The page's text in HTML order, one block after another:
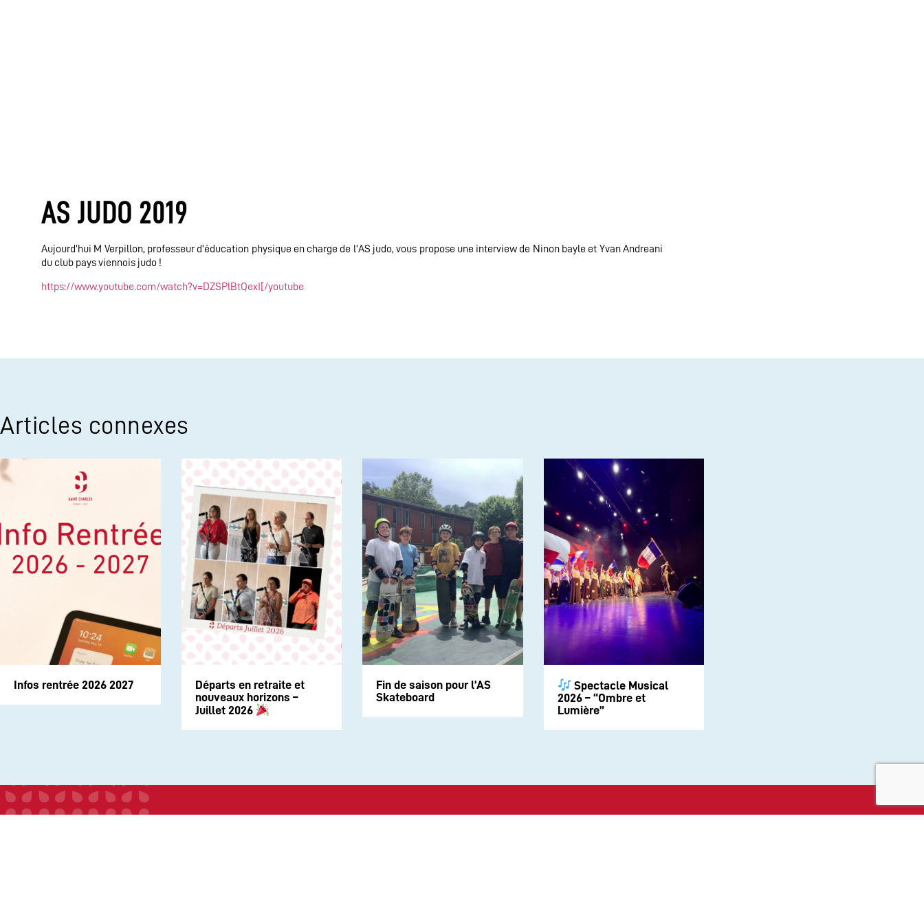
AS JUDO 2019
Aujourd’hui M Verpillon, professeur d’éducation physique en charge de l’AS judo, vous propose une interview de Ninon bayle et Yvan Andreani
du club pays viennois judo !
https://www.youtube.com/watch?v=DZSPlBtQexI[/youtube
Articles connexes
Infos rentrée 2026 2027
Départs en retraite et
nouveaux horizons –
Juillet 2026
Fin de saison pour l’AS
Skateboard
Spectacle Musical
2026 – “Ombre et
Lumière”